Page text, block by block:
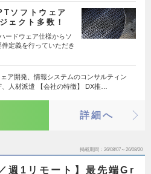
ソフトウェア
ェクト多数！
ードウェア仕様からソ
定義を行っていただき
ェア開発、情報システムのコンサルティン
人材派遣 【会社の特徴】 DX推…
詳細へ
掲載期間 26/08/07～26/08/20
週1リモート】最先端Gr